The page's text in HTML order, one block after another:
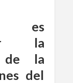
es
la
de la
del